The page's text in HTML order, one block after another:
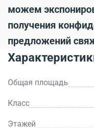
можем
получения
предложений
Общая площадь
Класс
Этажей